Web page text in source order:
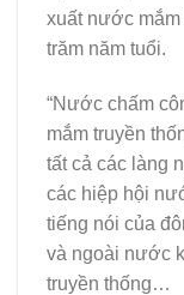
xuất nước mắm
trăm năm tuổi.
“Nước chấm
mắm truyền
tất cả các làng
các hiệp hội
tiếng nói của
và ngoài nước
truyền thống…